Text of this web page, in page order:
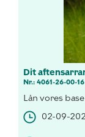
Dit
Nr.: 4061-26-00-16
Lån vores
02-09-